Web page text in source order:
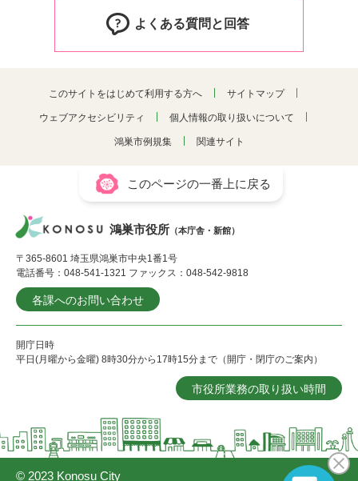
よくある質問と回答
このサイトをはじめて利用する方へ サイトマップ
ウェブアクセシビリティ 個人情報の取り扱いについて
鴻巣市例規集 関連サイト
このページの一番上に戻る
鴻巣市役所 （本庁舎・新館）
〒365-8601 埼玉県鴻巣市中央1番1号
電話番号：048-541-1321 ファックス：048-542-9818
各課へのお問い合わせ
開庁日時
平日(月曜から金曜) 8時30分から17時15分まで（開庁・閉庁のご案内）
市役所業務の取り扱い時間
© 2023 Konosu City